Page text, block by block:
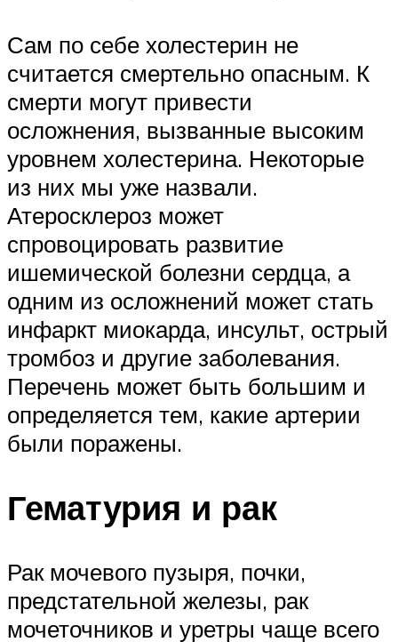
Сам по себе холестерин не
считается смертельно опасным. К
смерти могут привести
осложнения, вызванные высоким
уровнем холестерина. Некоторые
из них мы уже назвали.
Атеросклероз может
спровоцировать развитие
ишемической болезни сердца, а
одним из осложнений может стать
инфаркт миокарда, инсульт, острый
тромбоз и другие заболевания.
Перечень может быть большим и
определяется тем, какие артерии
были поражены.
Гематурия и рак
Рак мочевого пузыря, почки,
предстательной железы, рак
мочеточников и уретры чаще всего